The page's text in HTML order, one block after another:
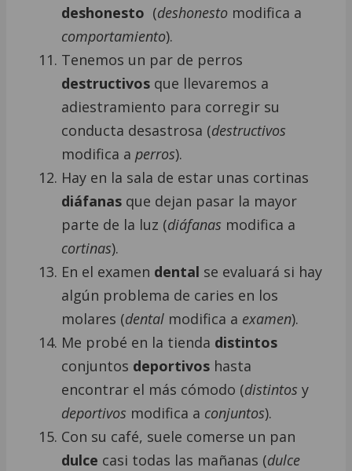
deshonesto (deshonesto modifica a
comportamiento).
Tenemos un par de perros
destructivos que llevaremos a
adiestramiento para corregir su
conducta desastrosa (destructivos
modifica a perros).
Hay en la sala de estar unas cortinas
diáfanas que dejan pasar la mayor
parte de la luz (diáfanas modifica a
cortinas).
En el examen dental se evaluará si hay
algún problema de caries en los
molares (dental modifica a examen).
Me probé en la tienda distintos
conjuntos deportivos hasta
encontrar el más cómodo (distintos y
deportivos modifica a conjuntos).
Con su café, suele comerse un pan
dulce casi todas las mañanas (dulce